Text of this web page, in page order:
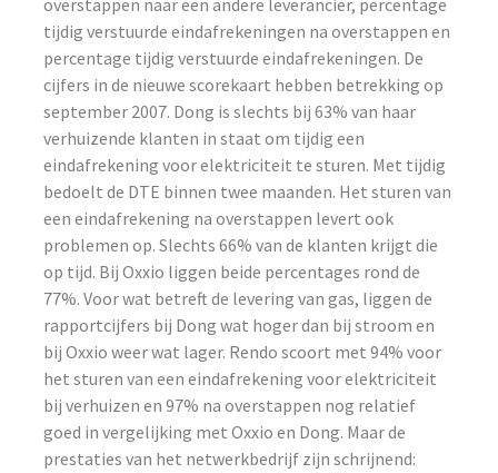
overstappen naar een andere leverancier, percentage
tijdig verstuurde eindafrekeningen na overstappen en
percentage tijdig verstuurde eindafrekeningen. De
cijfers in de nieuwe scorekaart hebben betrekking op
september 2007. Dong is slechts bij 63% van haar
verhuizende klanten in staat om tijdig een
eindafrekening voor elektriciteit te sturen. Met tijdig
bedoelt de DTE binnen twee maanden. Het sturen van
een eindafrekening na overstappen levert ook
problemen op. Slechts 66% van de klanten krijgt die
op tijd. Bij Oxxio liggen beide percentages rond de
77%. Voor wat betreft de levering van gas, liggen de
rapportcijfers bij Dong wat hoger dan bij stroom en
bij Oxxio weer wat lager. Rendo scoort met 94% voor
het sturen van een eindafrekening voor elektriciteit
bij verhuizen en 97% na overstappen nog relatief
goed in vergelijking met Oxxio en Dong. Maar de
prestaties van het netwerkbedrijf zijn schrijnend: